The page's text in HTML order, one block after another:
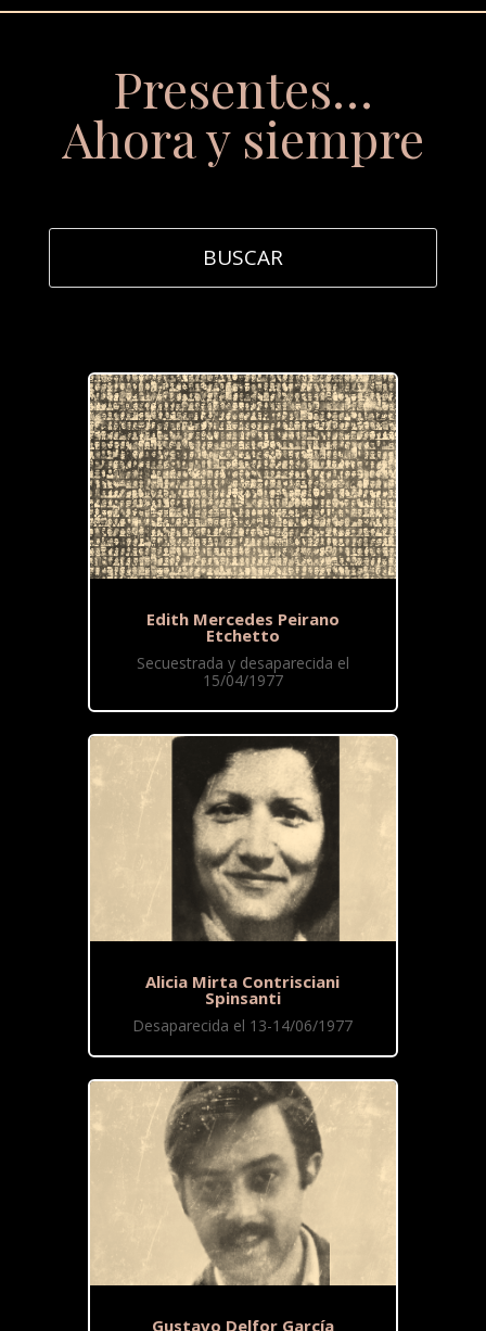
Presentes…
Ahora y siempre
Edith Mercedes Peirano
Etchetto
Secuestrada y desaparecida el
15/04/1977
Alicia Mirta Contrisciani
Spinsanti
Desaparecida el 13-14/06/1977
Gustavo Delfor García